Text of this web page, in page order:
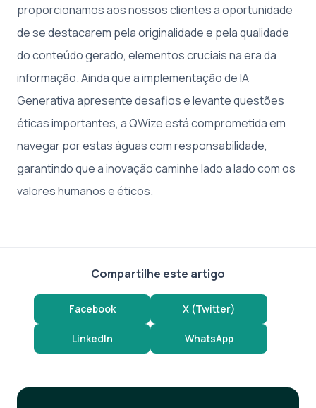
proporcionamos aos nossos clientes a oportunidade
de se destacarem pela originalidade e pela qualidade
do conteúdo gerado, elementos cruciais na era da
informação. Ainda que a implementação de IA
Generativa apresente desafios e levante questões
éticas importantes, a QWize está comprometida em
navegar por estas águas com responsabilidade,
garantindo que a inovação caminhe lado a lado com os
valores humanos e éticos.
Compartilhe este artigo
Facebook X (Twitter)
LinkedIn WhatsApp